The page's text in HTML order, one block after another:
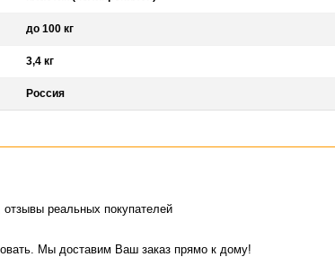
до 100 кг
3,4 кг
Россия
отзывы реальных покупателей
Мы доставим Ваш заказ прямо к дому!